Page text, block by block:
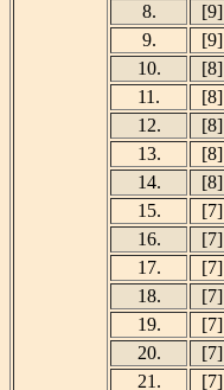
8.
[9]
9.
[9]
10.
[8]
11.
[8]
12.
[8]
13.
[8]
14.
[8]
15.
[7]
16.
[7]
17.
[7]
18.
[7]
19.
[7]
20.
[7]
21.
[7]